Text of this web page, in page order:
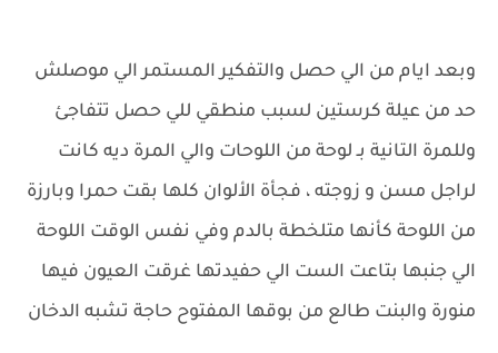
وبعد ايام من الي حصل والتفكير المستمر الي موصلش
حد من عيلة كرستين لسبب منطقي للي حصل تتفاجئ
وللمرة التانية بـ لوحة من اللوحات والي المرة ديه كانت
لراجل مسن و زوجته ، فجأة الألوان كلها بقت حمرا وبارزة
من اللوحة كأنها متلخطة بالدم وفي نفس الوقت اللوحة
الي جنبها بتاعت الست الي حفيدتها غرقت العيون فيها
منورة والبنت طالع من بوقها المفتوح حاجة تشبه الدخان